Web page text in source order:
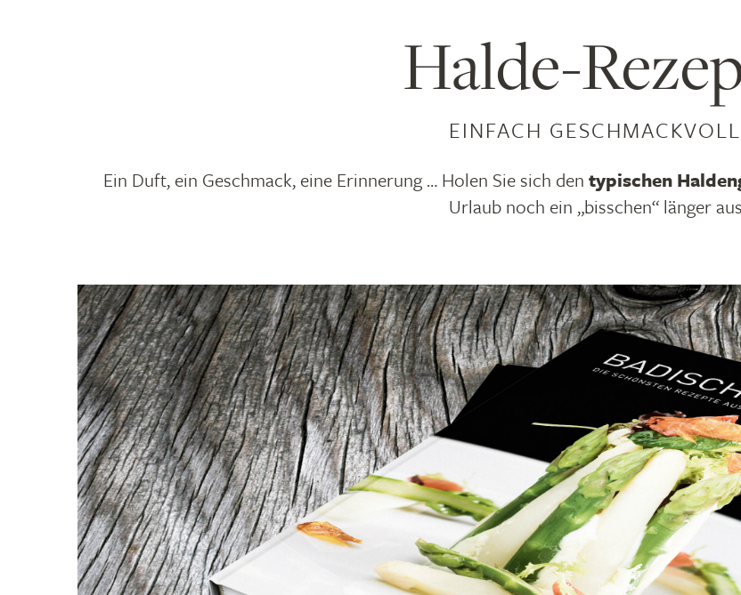
Halde-
EINFACH
Ein Duft, ein Geschmack, eine Erinnerung … Holen Sie sich den typischen
Urlaub noch ein „bisschen“ länger